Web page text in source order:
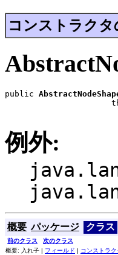
コンストラクタ
public
例外:
概要 パッケージ クラス
前のクラス
次のクラス
概要: 入れ子 | フィールド | コンストラク